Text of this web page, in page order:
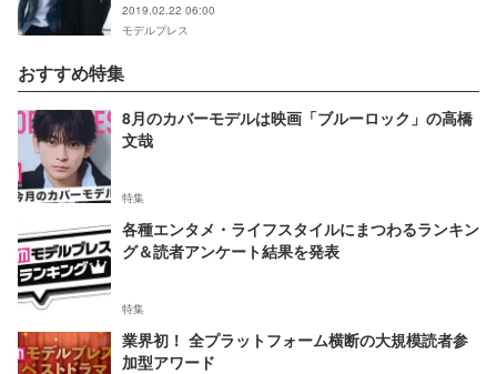
2019.02.22 06:00
モデルプレス
おすすめ特集
8月のカバーモデルは映画「ブルーロック」の高橋
文哉
特集
各種エンタメ・ライフスタイルにまつわるランキン
グ＆読者アンケート結果を発表
特集
業界初！ 全プラットフォーム横断の大規模読者参
加型アワード